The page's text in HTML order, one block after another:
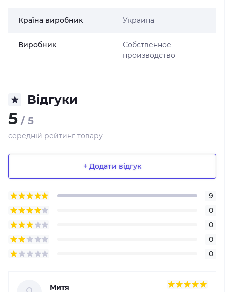
Країна виробник Украина
Виробник
Собственное
производство
Відгуки
5 / 5
середній рейтинг товару
+ Додати відгук
9
0
0
0
0
Митя